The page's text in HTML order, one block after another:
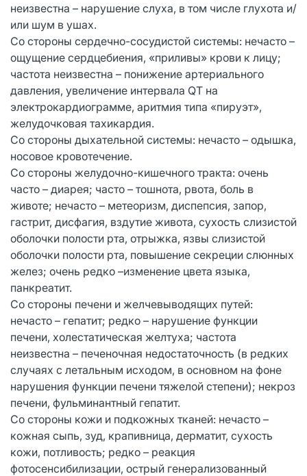
неизвестна – нарушение слуха, в том числе глухота и/
или шум в ушах.
Со стороны сердечно-сосудистой системы: нечасто –
ощущение сердцебиения, «приливы» крови к лицу;
частота неизвестна – понижение артериального
давления, увеличение интервала QТ на
электрокардиограмме, аритмия типа «пируэт»,
желудочковая тахикардия.
Со стороны дыхательной системы: нечасто – одышка,
носовое кровотечение.
Со стороны желудочно-кишечного тракта: очень
часто – диарея; часто – тошнота, рвота, боль в
животе; нечасто – метеоризм, диспепсия, запор,
гастрит, дисфагия, вздутие живота, сухость слизистой
оболочки полости рта, отрыжка, язвы слизистой
оболочки полости рта, повышение секреции слюнных
желез; очень редко –изменение цвета языка,
панкреатит.
Со стороны печени и желчевыводящих путей:
нечасто – гепатит; редко – нарушение функции
печени, холестатическая желтуха; частота
неизвестна – печеночная недостаточность (в редких
случаях с летальным исходом, в основном на фоне
нарушения функции печени тяжелой степени); некроз
печени, фульминантный гепатит.
Со стороны кожи и подкожных тканей: нечасто –
кожная сыпь, зуд, крапивница, дерматит, сухость
кожи, потливость; редко – реакция
фотосенсибилизации, острый генерализованный